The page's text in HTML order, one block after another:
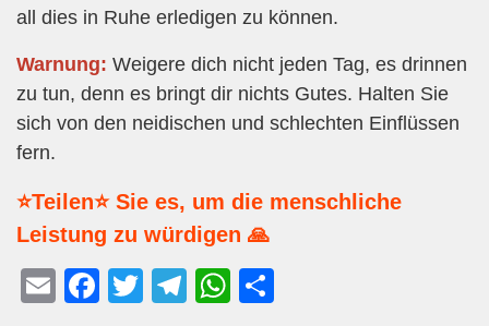
all dies in Ruhe erledigen zu können.
Warnung: Weigere dich nicht jeden Tag, es drinnen
zu tun, denn es bringt dir nichts Gutes. Halten Sie
sich von den neidischen und schlechten Einflüssen
fern.
⭐Teilen⭐ Sie es, um die menschliche
Leistung zu würdigen 🙏
E
F
T
T
W